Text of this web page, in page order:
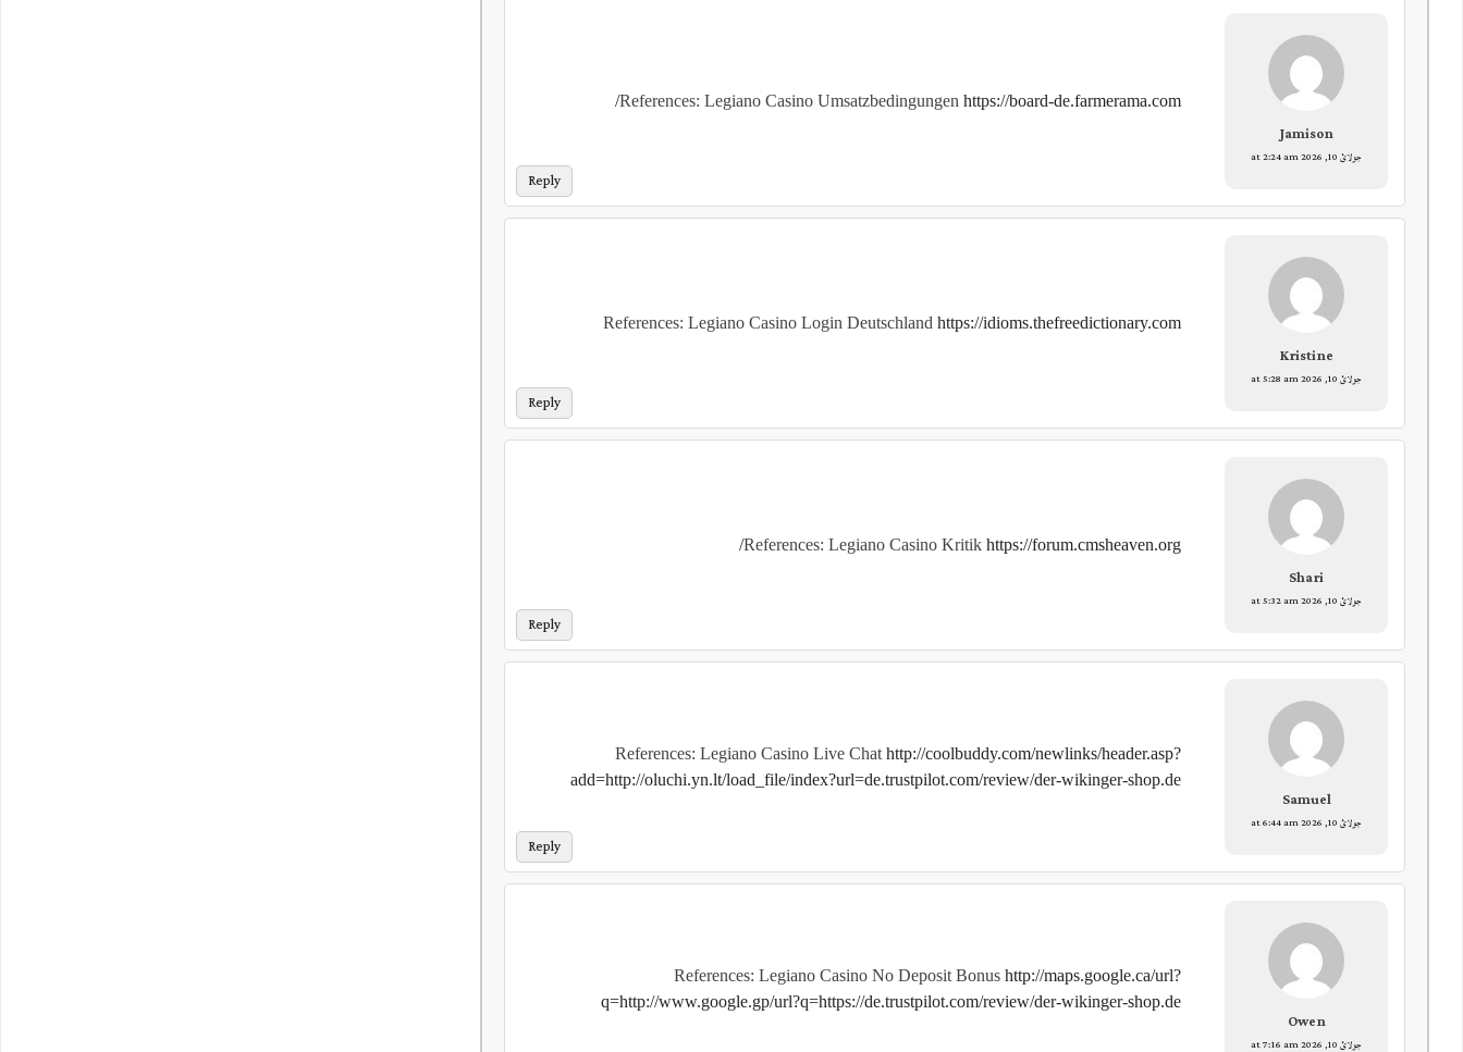
Jamison
جولائ 10, 2026 at 2:24 am
References: Legiano Casino Umsatzbedingungen https://board-de.farmerama.com/
Reply
Kristine
جولائ 10, 2026 at 5:28 am
References: Legiano Casino Login Deutschland https://idioms.thefreedictionary.com
Reply
Shari
جولائ 10, 2026 at 5:32 am
References: Legiano Casino Kritik https://forum.cmsheaven.org/
Reply
Samuel
جولائ 10, 2026 at 6:44 am
References: Legiano Casino Live Chathttp://coolbuddy.com/newlinks/header.asp?
add=http://oluchi.yn.lt/load_file/index?url=de.trustpilot.com/review/der-wikinger-shop.de
Reply
Owen
جولائ 10, 2026 at 7:16 am
References: Legiano Casino No Deposit Bonus http://maps.google.ca/url?
q=http://www.google.gp/url?q=https://de.trustpilot.com/review/der-wikinger-shop.de